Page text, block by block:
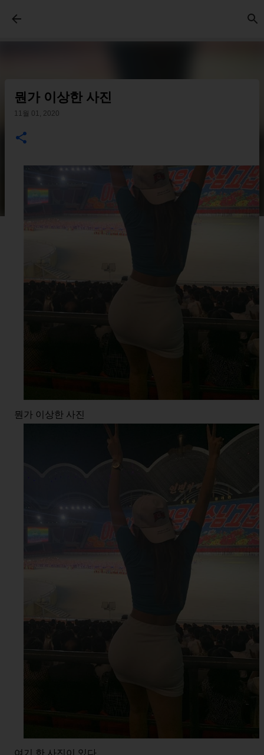
뭔가 이상한 사진
11월 01, 2020
뭔가 이상한 사진